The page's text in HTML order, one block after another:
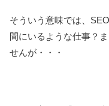
そういう意味では、
間にいるような仕事？
せんが・・・